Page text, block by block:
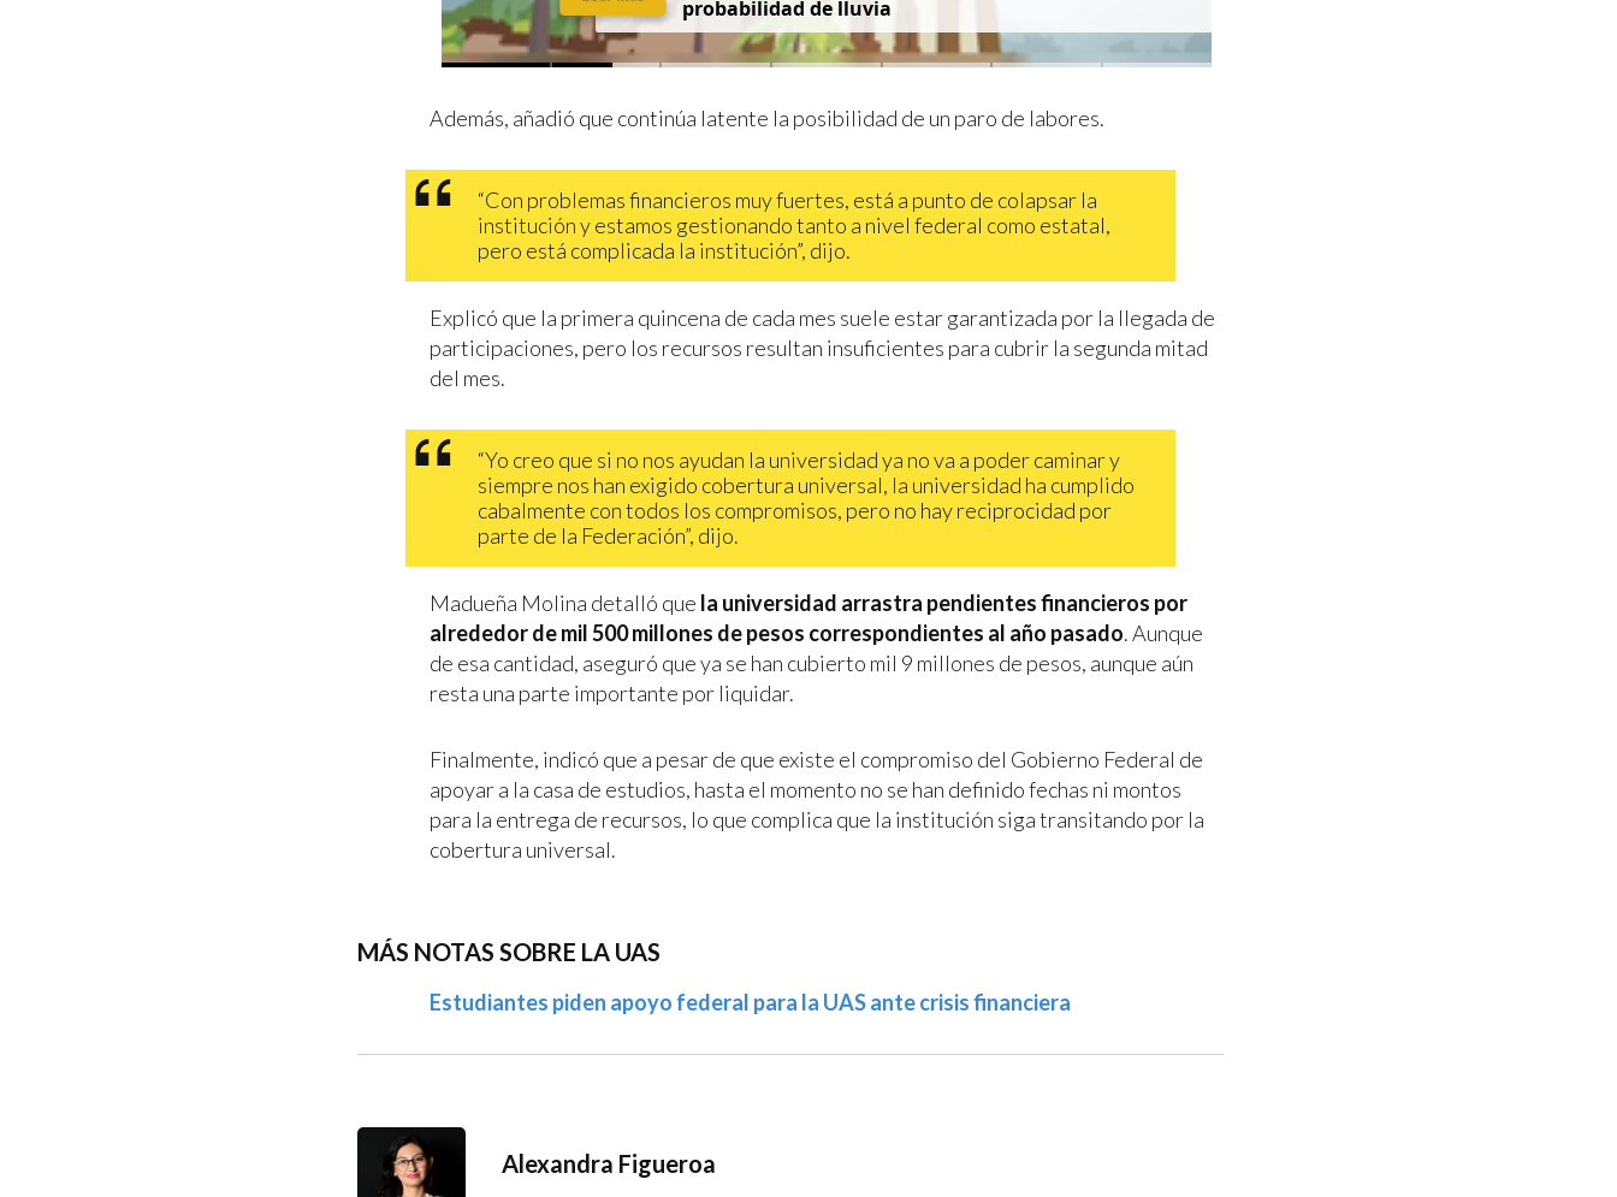
probabilidad de lluvia
Además, añadió que continúa latente la posibilidad de un paro de labores.
“Con problemas financieros muy fuertes, está a punto de colapsar la
institución y estamos gestionando tanto a nivel federal como estatal,
pero está complicada la institución”, dijo.
Explicó que la primera quincena de cada mes suele estar garantizada por la llegada de
participaciones, pero los recursos resultan insuficientes para cubrir la segunda mitad
del mes.
“Yo creo que si no nos ayudan la universidad ya no va a poder caminar y
siempre nos han exigido cobertura universal, la universidad ha cumplido
cabalmente con todos los compromisos, pero no hay reciprocidad por
parte de la Federación”, dijo.
Madueña Molina detalló que la universidad arrastra pendientes financieros por
alrededor de mil 500 millones de pesos correspondientes al año pasado. Aunque
de esa cantidad, aseguró que ya se han cubierto mil 9 millones de pesos, aunque aún
resta una parte importante por liquidar.
Finalmente, indicó que a pesar de que existe el compromiso del Gobierno Federal de
apoyar a la casa de estudios, hasta el momento no se han definido fechas ni montos
para la entrega de recursos, lo que complica que la institución siga transitando por la
cobertura universal.
MÁS NOTAS SOBRE LA UAS
Estudiantes piden apoyo federal para la UAS ante crisis financiera
Alexandra Figueroa